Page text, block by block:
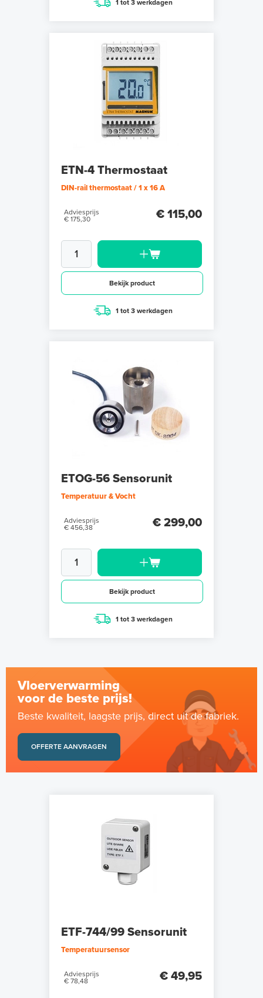
1 tot 3 werkdagen
ETN-4 Thermostaat
DIN-rail thermostaat / 1 x 16 A
Adviesprijs
€ 175,30
€ 115,00
Bekijk product
1 tot 3 werkdagen
ETOG-56 Sensorunit
Temperatuur & Vocht
Adviesprijs
€ 456,38
€ 299,00
Bekijk product
1 tot 3 werkdagen
Vloerverwarming
voor de beste prijs!
Beste kwaliteit, laagste prijs, direct uit de fabriek.
OFFERTE AANVRAGEN
ETF-744/99 Sensorunit
Temperatuursensor
Adviesprijs
€ 78,48
€ 49,95